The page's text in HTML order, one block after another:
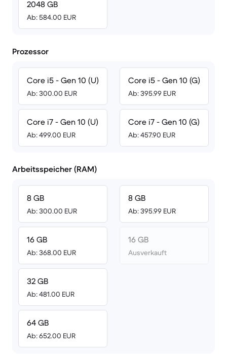
2048 GB
Ab: 584.00 EUR
Prozessor
Core i5 - Gen 10 (U)
Ab: 300.00 EUR
Core i7 - Gen 10 (U)
Ab: 499.00 EUR
Core i5 - Gen 10 (G)
Ab: 395.99 EUR
Core i7 - Gen 10 (G)
Ab: 457.90 EUR
Arbeitsspeicher (RAM)
8 GB
Ab: 300.00 EUR
16 GB
Ab: 368.00 EUR
32 GB
Ab: 481.00 EUR
64 GB
Ab: 652.00 EUR
8 GB
Ab: 395.99 EUR
16 GB
Ausverkauft